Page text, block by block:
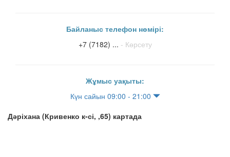
Байланыс телефон нөмірі:
+7 (7182) ... - Көрсету
Жұмыс уақыты:
Күн сайын 09:00 - 21:00
Дәріхана (Кривенко к-сі, ,65) картада